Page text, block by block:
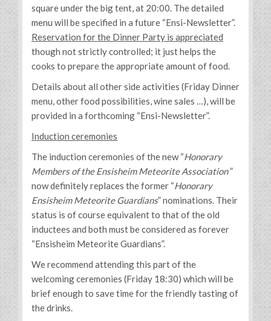
square under the big tent, at 20:00. The detailed
menu will be specified in a future “Ensi-Newsletter”.
Reservation for the Dinner Party is appreciated
though not strictly controlled; it just helps the
cooks to prepare the appropriate amount of food.
Details about all other side activities (Friday Dinner
menu, other food possibilities, wine sales …), will be
provided in a forthcoming “Ensi-Newsletter”.
Induction ceremonies
The induction ceremonies of the new “Honorary
Members of the Ensisheim Meteorite Association”
now definitely replaces the former “Honorary
Ensisheim Meteorite Guardians” nominations. Their
status is of course equivalent to that of the old
inductees and both must be considered as forever
“Ensisheim Meteorite Guardians”.
We recommend attending this part of the
welcoming ceremonies (Friday 18:30) which will be
brief enough to save time for the friendly tasting of
the drinks.